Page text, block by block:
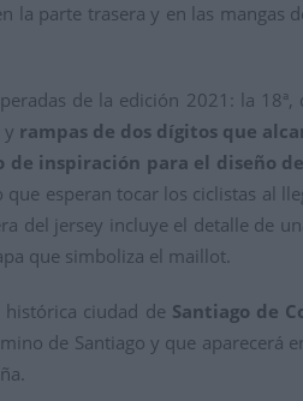
parte trasera y en las mangas
de la edición 2021: la
rampas de dos dígitos que
inspiración para el diseño
esperan tocar los ciclistas al
del jersey incluye el detalle de
que simboliza el maillot.
ciudad de Santiago de
de Santiago y que aparecerá